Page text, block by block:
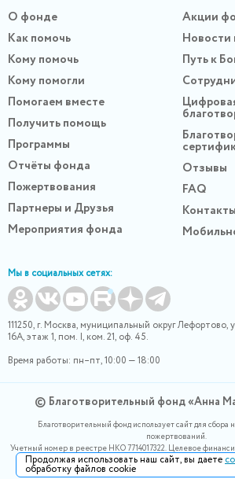
О фонде
Как помочь
Кому помочь
Кому помогли
Помогаем вместе
Получить помощь
Программы
Отчёты фонда
Пожертвования
Партнеры и Друзья
Мероприятия фонда
Акции
Новости
Путь к
Отзывы
FAQ
Контакты
Мы в социальных сетях:
111250, г. Москва, муниципальный округ Лефортово,
16А, этаж 1, пом. I, ком. 21, оф. 45.
Время работы: пн–пт, 10:00 — 18:00
© Благотворительный фонд «Анна
Благотворительный фонд использует сайт для сбора
пожертвований.
Учетный номер в реестре НКО 7714017322. Целевое
0400007265, ОГРН 1180400000220. Номер в реестре
Политика конфидециальности
Продолжая использовать наш сайт, вы даете
обработку файлов cookie